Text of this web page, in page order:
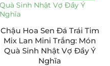
Chậu Hoa Sen Đá Trái Tim
Mix Lan Mini Trắng: Món
Quà Sinh Nhật Vợ Đầy Ý
Nghĩa